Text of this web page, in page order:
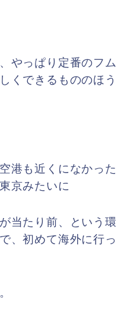
やっぱり定番のフム
くできるもののほう
港も近くになかった
京みたいに
当たり前、という環
、初めて海外に行っ